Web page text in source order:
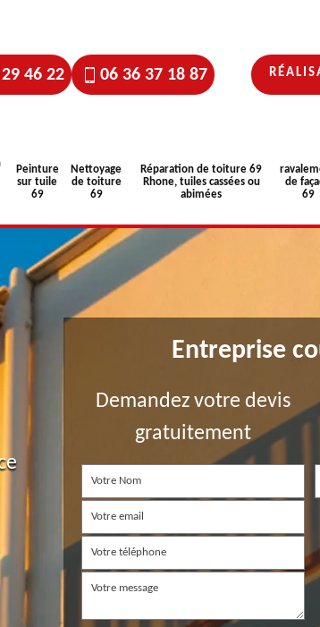
46 22 06 36 37 18 87
Peinture
sur tuile
69
Nettoyage
de toiture
69
Réparation de toiture 69
Rhone, tuiles cassées ou
abimées
de
69
Entreprise
Demandez votre devis
gratuitement